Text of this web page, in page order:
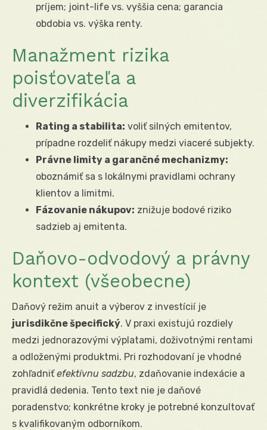
príjem; joint-life vs. vyššia cena; garancia
obdobia vs. výška renty.
Manažment rizika
poisťovateľa a
diverzifikácia
Rating a stabilita: voliť silných emitentov,
prípadne rozdeliť nákupy medzi viaceré subjekty.
Právne limity a garančné mechanizmy:
oboznámiť sa s lokálnymi pravidlami ochrany
klientov a limitmi.
Fázovanie nákupov: znižuje bodové riziko
sadzieb aj emitenta.
Daňovo-odvodový a právny
kontext (všeobecne)
Daňový režim anuit a výberov z investícií je
jurisdikčne špecifický. V praxi existujú rozdiely
medzi jednorazovými výplatami, doživotnými rentami
a odloženými produktmi. Pri rozhodovaní je vhodné
zohľadniťefektívnu sadzbu, zdaňovanie indexácie a
pravidlá dedenia. Tento text nie je daňové
poradenstvo; konkrétne kroky je potrebné konzultovať
s kvalifikovaným odborníkom.